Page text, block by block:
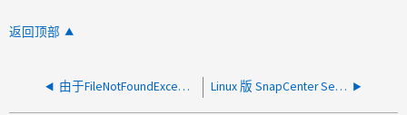
返回顶部
由于FileNotFoundException，SnapCenter服务器卸载失败 Linux 版 SnapCenter Server 安装在预检查期间失败